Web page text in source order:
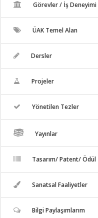
Görevler / İş Deneyimi
ÜAK Temel Alan
Dersler
Projeler
Yönetilen Tezler
Yayınlar
Tasarım/ Patent/ Ödül
Sanatsal Faaliyetler
Bilgi Paylaşımlarım